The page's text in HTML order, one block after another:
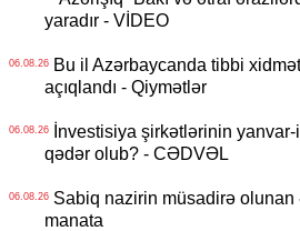
yaradır - VİDEO
06.08.26Bu il Azərbaycanda tibbi
açıqlandı - Qiymətlər
06.08.26İnvestisiya şirkətlərinin yanvar-
qədər olub? - CƏDVƏL
06.08.26Sabiq nazirin müsadirə olunan
manata